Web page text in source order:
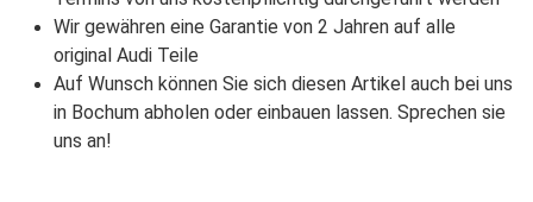
Wir gewähren eine Garantie von 2 Jahren auf alle
original Audi Teile
Auf Wunsch können Sie sich diesen Artikel auch bei uns
in Bochum abholen oder einbauen lassen. Sprechen sie
uns an!